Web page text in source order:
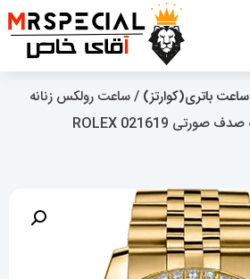
ساعت باتری(کوارتز) / ساعت رولکس زنانه
دیت جاست طلایی صفحه صدف صورتی 021619 ROLEX